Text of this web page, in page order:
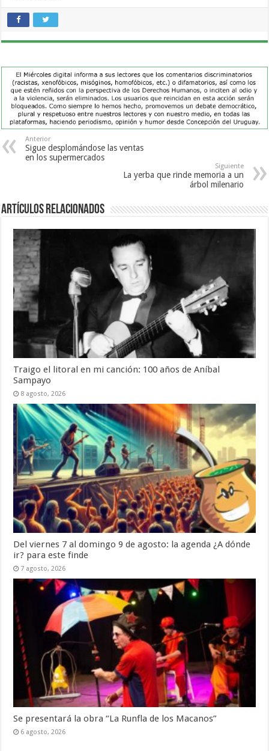
Anterior
Sigue desplomándose las ventas
en los supermercados
Siguiente
La yerba que rinde memoria a un
árbol milenario
Artículos Relacionados
Traigo el litoral en mi canción: 100 años de Aníbal
Sampayo
8 agosto, 2026
Del viernes 7 al domingo 9 de agosto: la agenda ¿A dónde
ir? para este finde
7 agosto, 2026
Se presentará la obra “La Runfla de los Macanos”
6 agosto, 2026